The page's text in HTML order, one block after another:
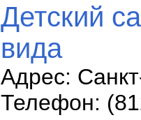
Детский
вида
Адрес:
Телефон: